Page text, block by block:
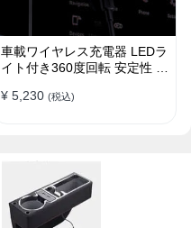
車載ワイヤレス充電器 LEDラ
イト付き360度回転 安定性 粘
し口式兼用 片手操作 置くだ
¥ 5,230 (税込)